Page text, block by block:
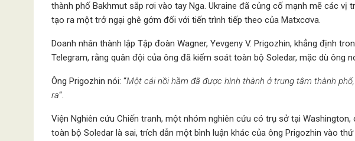
thành phố Bakhmut sắp rơi vào tay Nga. Ukraine đã củng cố mạnh mẽ các vị
tạo ra một trở ngại ghê gớm đối với tiến trình tiếp theo của Matxcơva.
Doanh nhân thành lập Tập đoàn Wagner, Yevgeny V. Prigozhin, khẳng định
Telegram, rằng quân đội của ông đã kiểm soát toàn bộ Soledar, mặc dù ông
Ông Prigozhin nói: “Một cái nồi hầm đã được hình thành ở trung tâm thành
ra“.
Viện Nghiên cứu Chiến tranh, một nhóm nghiên cứu có trụ sở tại
toàn bộ Soledar là sai, trích dẫn một bình luận khác của ông Prigozhin vào